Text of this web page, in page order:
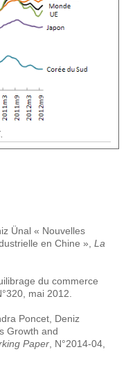
Ünal « Nouvelles
en Chine », La
du commerce
mai 2012.
Poncet, Deniz
Growth and
Paper, N°2014-04,